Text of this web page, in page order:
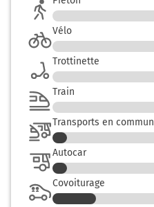
0h35 Moirans
Vélo
Trottinette
Train
Transports en commun
Autocar
Covoiturage